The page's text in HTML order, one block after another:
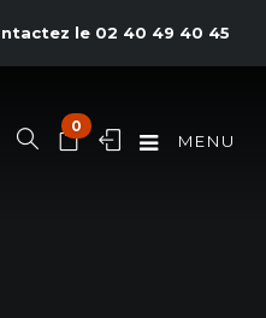
le 02 40 49 40 45
0
MENU